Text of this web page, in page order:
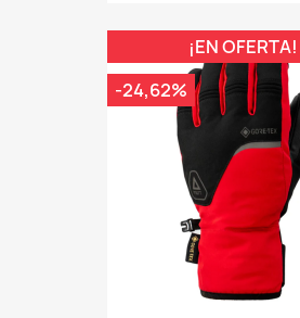
¡EN OFERTA!
-24,62%